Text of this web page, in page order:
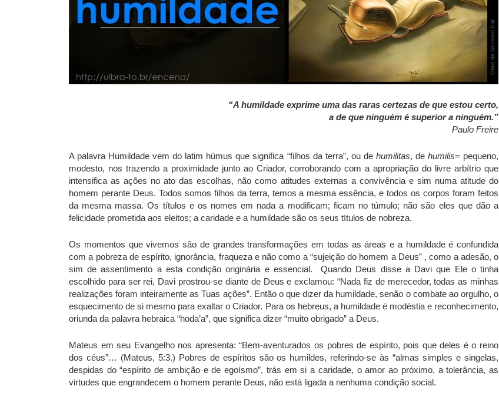
“A humildade exprime uma das raras certezas de que estou certo,
a de que ninguém é superior a ninguém.”
Paulo Freire
A palavra Humildade vem do latim húmus que significa “filhos da terra”, ou de humilitas, de humilis= pequeno,
modesto, nos trazendo a proximidade junto ao Criador, corroborando com a apropriação do livre arbítrio que
intensifica as ações no ato das escolhas, não como atitudes externas a convivência e sim numa atitude do
homem perante Deus. Todos somos filhos da terra, temos a mesma essência, e todos os corpos foram feitos
da mesma massa. Os títulos e os nomes em nada a modificam; ficam no túmulo; não são eles que dão a
felicidade prometida aos eleitos; a caridade e a humildade são os seus títulos de nobreza.
Os momentos que vivemos são de grandes transformações em todas as áreas e a humildade é confundida
com a pobreza de espírito, ignorância, fraqueza e não como a “sujeição do homem a Deus” , como a adesão, o
sim de assentimento a esta condição originária e essencial. Quando Deus disse a Davi que Ele o tinha
escolhido para ser rei, Davi prostrou-se diante de Deus e exclamou: “Nada fiz de merecedor, todas as minhas
realizações foram inteiramente as Tuas ações”. Então o que dizer da humildade, senão o combate ao orgulho, o
esquecimento de si mesmo para exaltar o Criador. Para os hebreus, a humildade é modéstia e reconhecimento,
oriunda da palavra hebraica “hoda’a”, que significa dizer “muito obrigado” a Deus.
Mateus em seu Evangelho nos apresenta: “Bem-aventurados os pobres de espírito, pois que deles é o reino
dos céus”… (Mateus, 5:3.) Pobres de espíritos são os humildes, referindo-se às “almas simples e singelas,
despidas do “espírito de ambição e de egoísmo”, trás em si a caridade, o amor ao próximo, a tolerância, as
virtudes que engrandecem o homem perante Deus, não está ligada a nenhuma condição social.